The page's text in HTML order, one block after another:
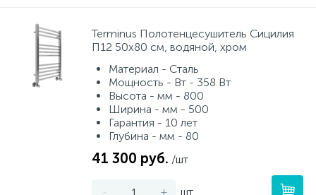
Terminus Полотенцесушитель Сицилия
П12 50х80 см, водяной, хром
Материал - Сталь
Мощность - Вт - 358 Вт
Высота - мм - 800
Ширина - мм - 500
Гарантия - 10 лет
Глубина - мм - 80
41 300 руб. /шт
- + шт